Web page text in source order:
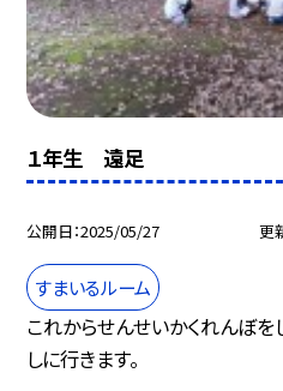
１年生 遠足
公開日 2025/05/27 更
すまいるルーム
これからせんせいかくれんぼ
しに行きます。